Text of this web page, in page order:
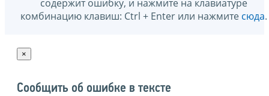
содержит ошибку, и нажмите на клавиатуре
комбинацию клавиш: Ctrl + Enter или нажмите сюда.
×
Сообщить об ошибке в тексте